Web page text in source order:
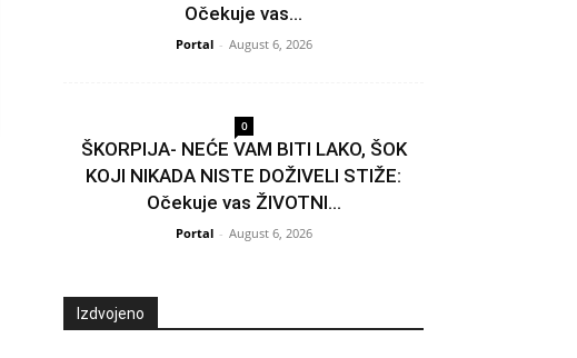
Očekuje vas...
Portal - August 6, 2026
0
ŠKORPIJA- NEĆE VAM BITI LAKO, ŠOK
KOJI NIKADA NISTE DOŽIVELI STIŽE:
Očekuje vas ŽIVOTNI...
Portal - August 6, 2026
Izdvojeno